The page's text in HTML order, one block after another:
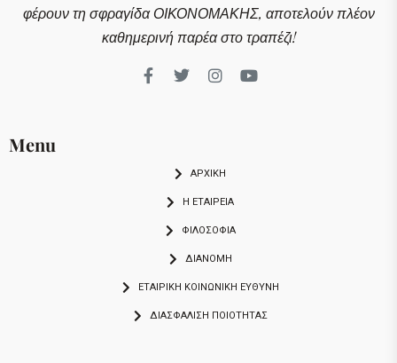
φέρουν τη σφραγίδα ΟΙΚΟΝΟΜΑΚΗΣ, αποτελούν πλέον
καθημερινή παρέα στο τραπέζι!
Menu
ΑΡΧΙΚΗ
Η ΕΤΑΙΡΕΙΑ
ΦΙΛΟΣΟΦΙΑ
ΔΙΑΝΟΜΗ
ΕΤΑΙΡΙΚΉ ΚΟΙΝΩΝΙΚΉ ΕΥΘΎΝΗ
ΔΙΑΣΦΆΛΙΣΗ ΠΟΙΌΤΗΤΑΣ